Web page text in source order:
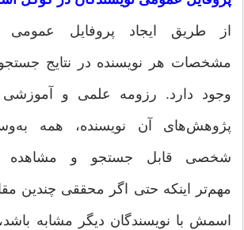
از طریق ایجاد پروفایل عمومی
مشخصات هر نویسنده در نتایج
وجود دارد. رزومه علمی و
پژوهش‌های آن نویسنده، همه
شخصی قابل جستجو و مشاهده
مهم‌تر اینکه حتی اگر محققی چندین
اسمش با نویسندگان دیگر مشابه